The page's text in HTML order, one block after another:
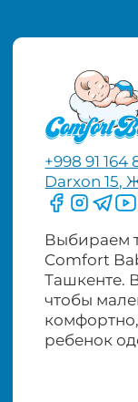
+998 91 164
Darxon 15,
Следите
Выбираем
Comfort
Ташкенте.
чтобы
ребенок